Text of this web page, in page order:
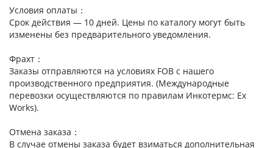
Условия оплаты：
Срок действия — 10 дней. Цены по каталогу могут быть
изменены без предварительного уведомления.
Фрахт：
Заказы отправляются на условиях FOB с нашего
производственного предприятия. (Международные
перевозки осуществляются по правилам Инкотермс: Ex
Works).
Отмена заказа：
В случае отмены заказа будет взиматься дополнительная